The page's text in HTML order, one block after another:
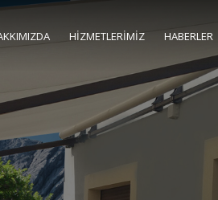
HİZMETLERİMİZ HABERLER